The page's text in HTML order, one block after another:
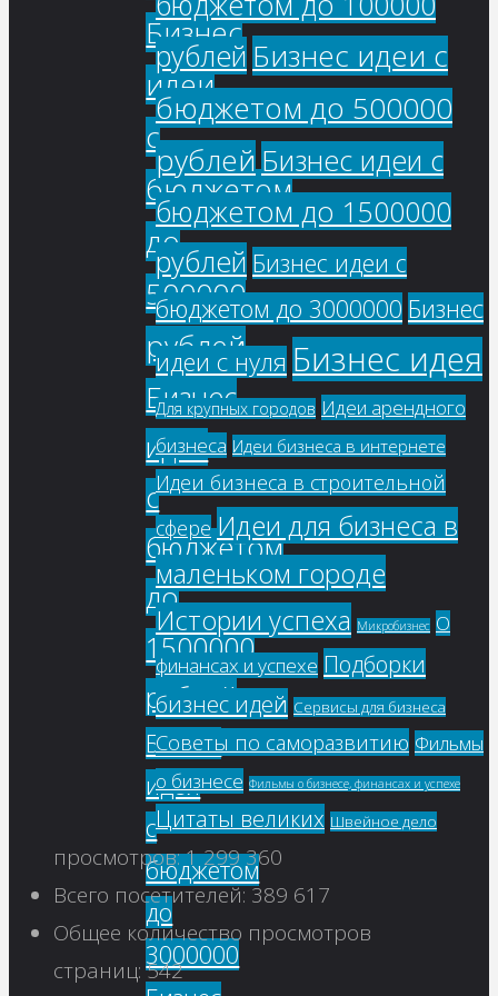
Бизнес
идеи
с
бюджетом
до
500000
рублей
Бизнес
идеи
с
бюджетом
до
1500000
рублей
Бизнес
идеи
с
бюджетом
до
3000000
рублей Бизнес идеи с
бюджетом до 500000
рублей Бизнес идеи с
бюджетом до 1500000
рублей Бизнес идеи с
бюджетом до 3000000 Бизнес
идеи с нуля Бизнес идея
Для крупных городов Идеи арендного
бизнеса Идеи бизнеса в интернете
Идеи бизнеса в строительной
сфере Идеи для бизнеса в
маленьком городе
Истории успеха Микробизнес О
финансах и успехе Подборки
бизнес идей Сервисы для бизнеса
Советы по саморазвитию Фильмы
о бизнесе Фильмы о бизнесе, финансах и успехе
Цитаты великих Швейное дело
просмотров:1 299 360
Всего посетителей:389 617
Общее количество просмотров
страниц:542